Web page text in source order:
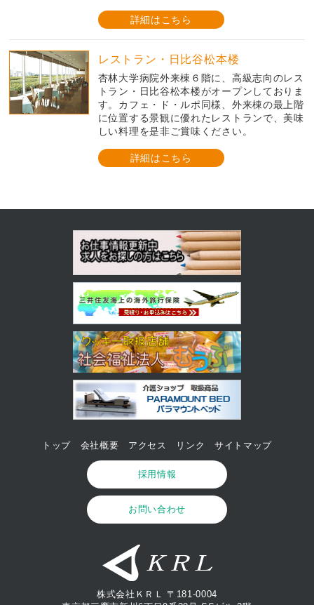
詳細はこちら
レストラン・日比谷松本楼
杏林大学病院外来棟６階に、高級志向のレス
トラン・日比谷松本楼がオープンしておりま
す。カフェ・ド・ルポ同様、外来棟の最上階
に位置する景観に優れたレストランで、美味
しい料理を是非ご賞味ください。
詳細はこちら
トップ 会社概要 アクセス リンク サイトマップ
採用情報
お問い合わせ
株式会社ＫＲＬ 〒181-0004